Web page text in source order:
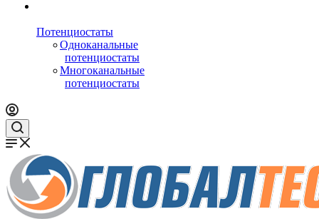
Потенциостаты
Одноканальные
потенциостаты
Многоканальные
потенциостаты